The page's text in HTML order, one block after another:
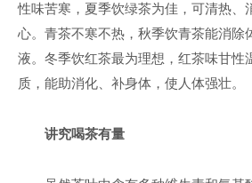
性味苦寒，夏季饮绿茶为佳，可清热、
心。青茶不寒不热，秋季饮青茶能消除
液。冬季饮红茶最为理想，红茶味甘性
质，能助消化、补身体，使人体强壮。
讲究喝茶有量